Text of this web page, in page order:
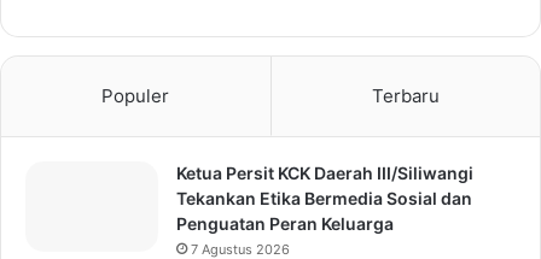
Populer Terbaru
Ketua Persit KCK Daerah III/Siliwangi
Tekankan Etika Bermedia Sosial dan
Penguatan Peran Keluarga
7 Agustus 2026